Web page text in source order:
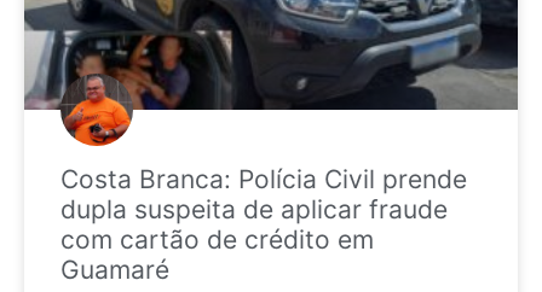
Costa Branca: Polícia Civil prende
dupla suspeita de aplicar fraude
com cartão de crédito em
Guamaré